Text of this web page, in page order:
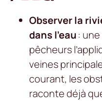
Observer la
dans l’eau:
pêcheurs
veines
courant, les
raconte déjà